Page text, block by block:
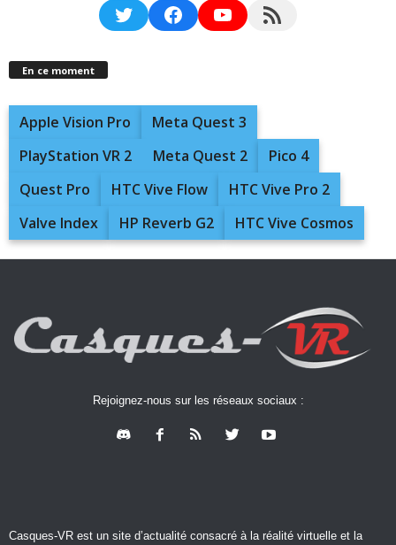
TwitterFacebookYouTubeRSS Feed
En ce moment
Apple Vision Pro
Meta Quest 3
PlayStation VR 2
Meta Quest 2
Pico 4
Quest Pro
HTC Vive Flow
HTC Vive Pro 2
Valve Index
HP Reverb G2 HTC Vive Cosmos
Rejoignez-nous sur les réseaux sociaux :
Casques-VR est un site d’actualité consacré à la réalité virtuelle et la